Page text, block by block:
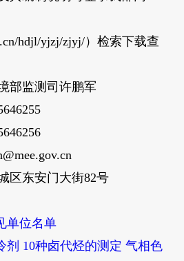
hdjl/yjzj/zjyj/）检索下载查
监测司许鹏军
东安门大街82号
单位名单
剂 10种卤代烃的测定 气相色